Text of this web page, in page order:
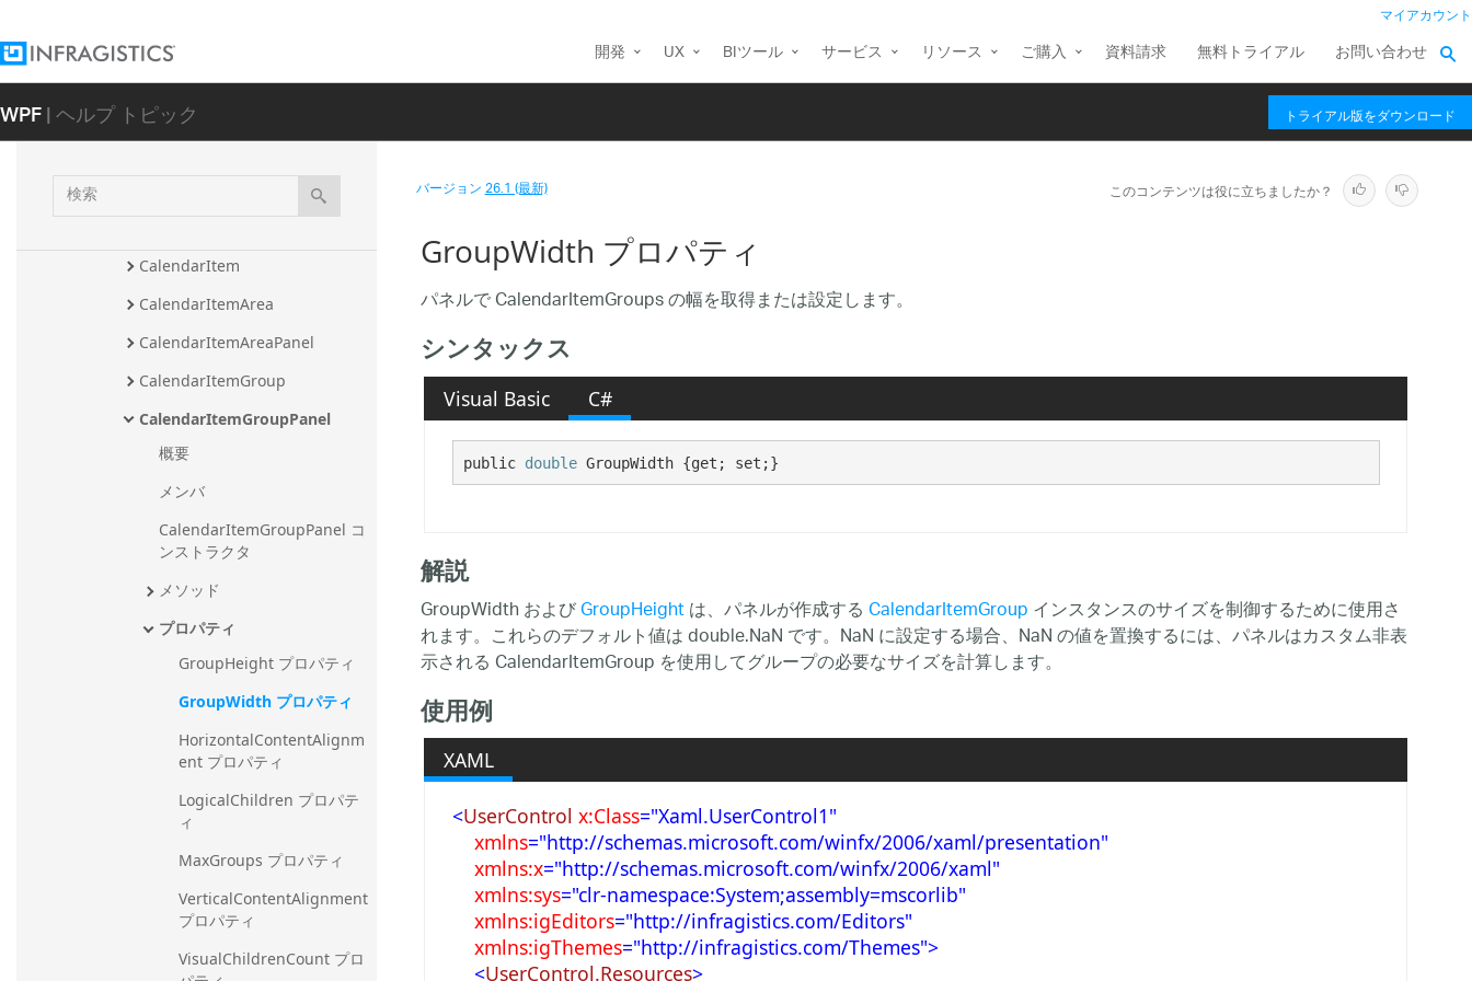
マイアカウント
開発 UX BIツール サービス リソース ご購入 資料請求 無料トライアル お問い合わせ
WPF| ヘルプ トピック トライアル版をダウンロード
検
索
CalendarDateRangeConverter
CalendarItem
CalendarItemArea
CalendarItemAreaPanel
CalendarItemGroup
CalendarItemGroupPanel
概要
メンバ
CalendarItemGroupPanel コ
ンストラクタ
メソッド
プロパティ
GroupHeight プロパティ
GroupWidth プロパティ
HorizontalContentAlignm
ent プロパティ
LogicalChildren プロパテ
ィ
MaxGroups プロパティ
VerticalContentAlignment
プロパティ
VisualChildrenCount プロ
バージョン26.1 (最新) このコンテンツは役に立ちましたか？
GroupWidth プロパティ
パネルで CalendarItemGroups の幅を取得または設定します。
シンタックス
Visual Basic C#
public double GroupWidth {get; set;}
解説
GroupWidth およびGroupHeightは、パネルが作成するCalendarItemGroupインスタンスのサイズを制御するために使用さ
れます。これらのデフォルト値は double.NaN です。NaN に設定する場合、NaN の値を置換するには、パネルはカスタム非表
示される CalendarItemGroup を使用してグループの必要なサイズを計算します。
使用例
XAML
<UserControl x:Class="Xaml.UserControl1"
xmlns="http://schemas.microsoft.com/winfx/2006/xaml/presentation"
xmlns:x="http://schemas.microsoft.com/winfx/2006/xaml"
xmlns:sys="clr-namespace:System;assembly=mscorlib"
xmlns:igEditors="http://infragistics.com/Editors"
xmlns:igThemes="http://infragistics.com/Themes">
<UserControl.Resources>